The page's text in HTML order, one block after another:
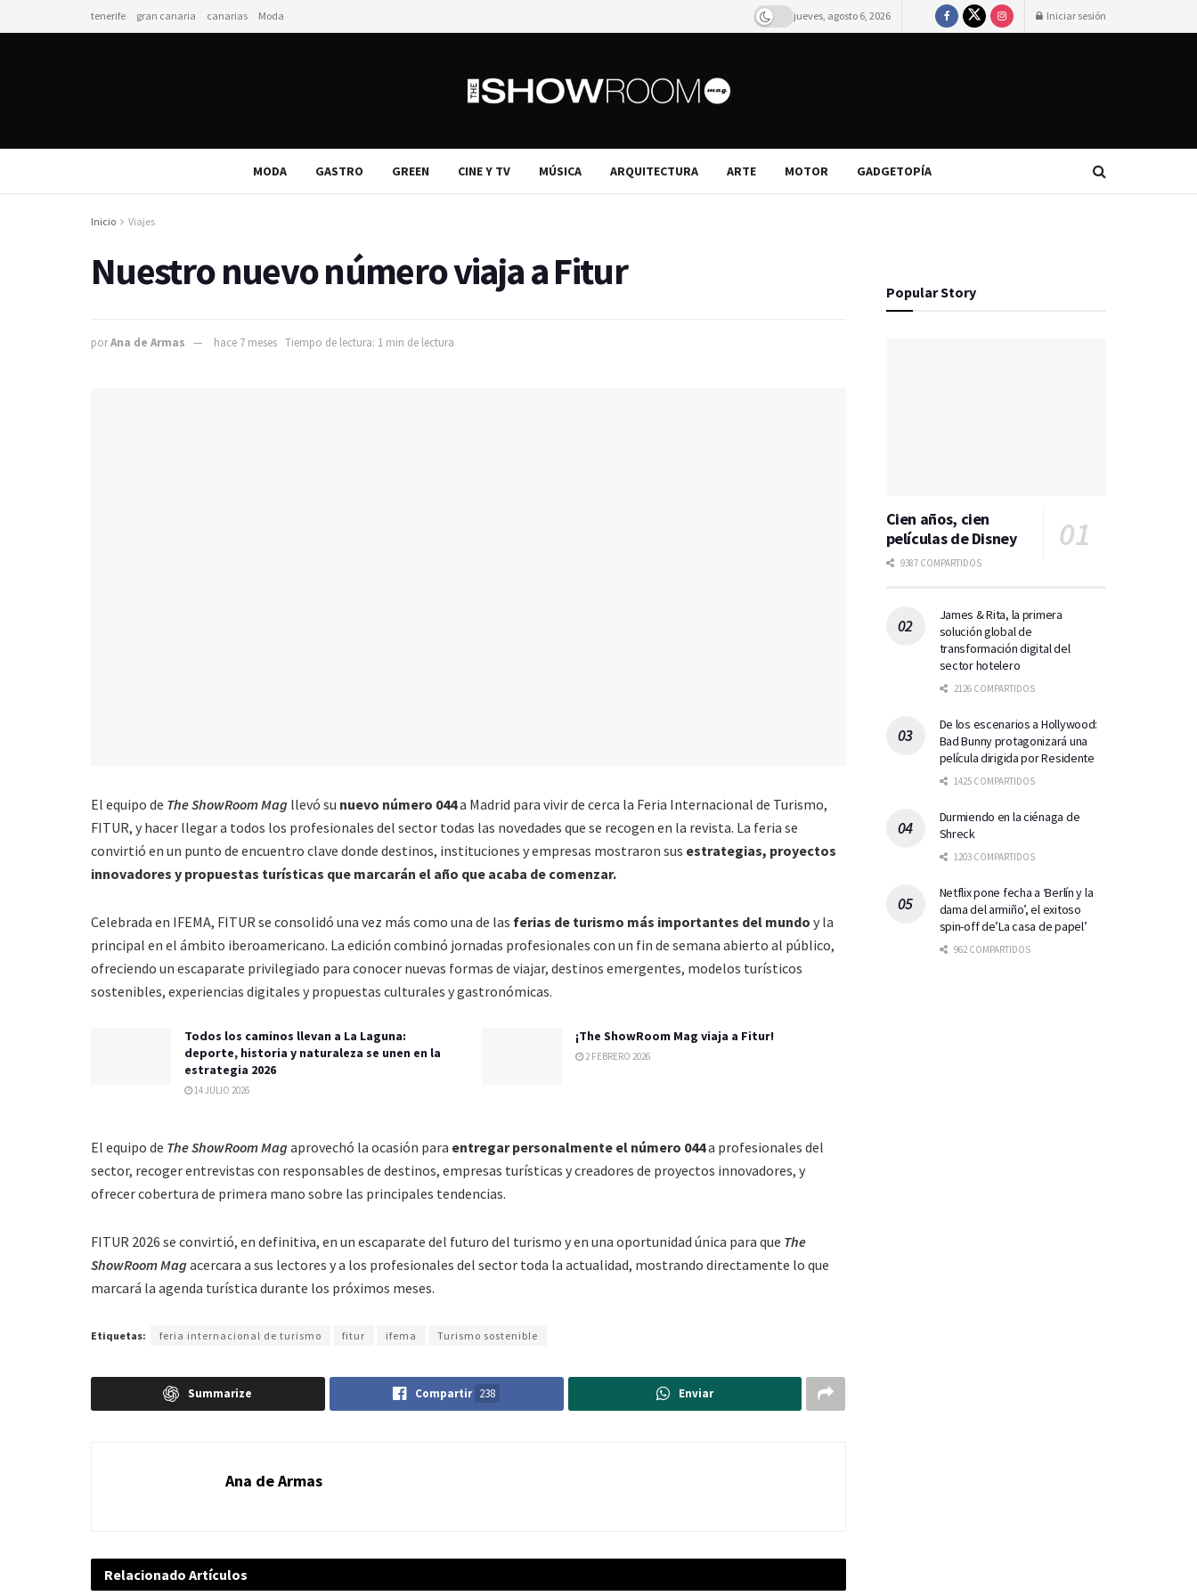
tenerife gran canaria canarias Moda jueves, agosto 6, 2026 Iniciar sesión
MODA GASTRO GREEN CINE Y TV MÚSICA ARQUITECTURA ARTE MOTOR GADGETOPÍA
Inicio Viajes
Nuestro nuevo número viaja a Fitur
porAna de Armas hace 7 meses Tiempo de lectura: 1 min de lectura
El equipo de The ShowRoom Mag llevó su nuevo número 044a Madrid para vivir de cerca la Feria Internacional de Turismo,
FITUR, y hacer llegar a todos los profesionales del sector todas las novedades que se recogen en la revista. La feria se
convirtió en un punto de encuentro clave donde destinos, instituciones y empresas mostraron sus estrategias, proyectos
innovadores y propuestas turísticas que marcarán el año que acaba de comenzar.
Celebrada en IFEMA, FITUR se consolidó una vez más como una de las ferias de turismo más importantes del mundo y la
principal en el ámbito iberoamericano. La edición combinó jornadas profesionales con un fin de semana abierto al público,
ofreciendo un escaparate privilegiado para conocer nuevas formas de viajar, destinos emergentes, modelos turísticos
sostenibles, experiencias digitales y propuestas culturales y gastronómicas.
Todos los caminos llevan a La Laguna:
deporte, historia y naturaleza se unen en la
estrategia 2026
14 JULIO 2026
¡The ShowRoom Mag viaja a Fitur!
2 FEBRERO 2026
El equipo de The ShowRoom Magaprovechó la ocasión para entregar personalmente el número 044a profesionales del
sector, recoger entrevistas con responsables de destinos, empresas turísticas y creadores de proyectos innovadores, y
ofrecer cobertura de primera mano sobre las principales tendencias.
FITUR 2026 se convirtió, en definitiva, en un escaparate del futuro del turismo y en una oportunidad única para que The
ShowRoom Magacercara a sus lectores y a los profesionales del sector toda la actualidad, mostrando directamente lo que
marcará la agenda turística durante los próximos meses.
Etiquetas: feria internacional de turismo fitur ifema Turismo sostenible
Summarize Compartir 238 Enviar
Ana de Armas
Relacionado Artículos
Popular Story
Cien años, cien
películas de Disney
9387 COMPARTIDOS
James & Rita, la primera
solución global de
transformación digital del
sector hotelero
2126 COMPARTIDOS
De los escenarios a Hollywood:
Bad Bunny protagonizará una
película dirigida por Residente
1425 COMPARTIDOS
Durmiendo en la ciénaga de
Shreck
1203 COMPARTIDOS
Netflix pone fecha a ‘Berlín y la
dama del armiño’, el exitoso
spin-off de’La casa de papel’
962 COMPARTIDOS